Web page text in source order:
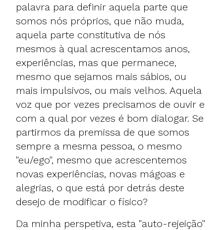
palavra para definir aquela parte que
somos nós próprios, que não muda,
aquela parte constitutiva de nós
mesmos à qual acrescentamos anos,
experiências, mas que permanece,
mesmo que sejamos mais sábios, ou
mais impulsivos, ou mais velhos. Aquela
voz que por vezes precisamos de ouvir e
com a qual por vezes é bom dialogar. Se
partirmos da premissa de que somos
sempre a mesma pessoa, o mesmo
"eu/ego", mesmo que acrescentemos
novas experiências, novas mágoas e
alegrias, o que está por detrás deste
desejo de modificar o físico?
Da minha perspetiva, esta "auto-rejeição"